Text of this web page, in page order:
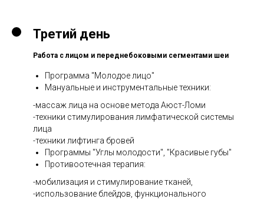
Третий день
Работа с лицом и переднебоковыми сегментами шеи
Программа "Молодое лицо"
Мануальные и инструментальные техники:
-массаж лица на основе метода Аюст-Ломи
-техники стимулирования лимфатической системы
лица
-техники лифтинга бровей
Программы "Углы молодости", "Красивые губы"
Противоотечная терапия:
-мобилизация и стимулирование тканей,
-использование блейдов, функционального